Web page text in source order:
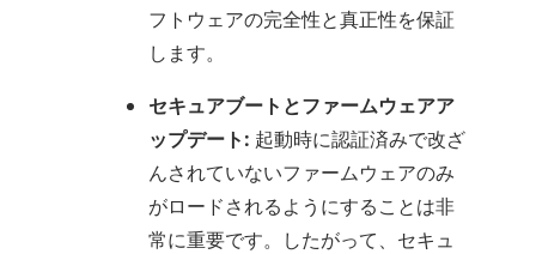
フトウェアの完全性と真正性を保証
します。
セキュアブートとファームウェアア
ップデート: 起動時に認証済みで改ざ
んされていないファームウェアのみ
がロードされるようにすることは非
常に重要です。したがって、セキュ